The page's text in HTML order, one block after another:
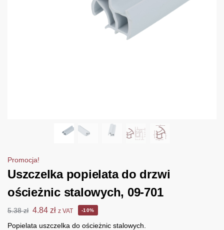
Promocja!
Uszczelka popielata do drzwi
ościeżnic stalowych, 09-701
5.38zł 4.84 zł z VAT -10%
Popielata uszczelka do ościeżnic stalowych.